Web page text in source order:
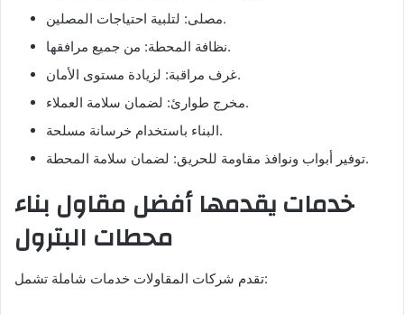
مصلى: لتلبية احتياجات المصلين.
نظافة المحطة: من جميع مرافقها.
غرف مراقبة: لزيادة مستوى الأمان.
مخرج طوارئ: لضمان سلامة العملاء.
البناء باستخدام خرسانة مسلحة.
توفير أبواب ونوافذ مقاومة للحريق: لضمان سلامة المحطة.
خدمات يقدمها أفضل مقاول بناء
محطات البترول
تقدم شركات المقاولات خدمات شاملة تشمل: